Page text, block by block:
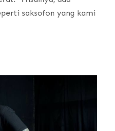
saksofon yang kami